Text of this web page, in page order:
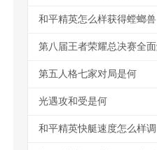
和平精英怎么样获得螳螂兽
第五人格七家对局是何
光遇攻和受是何
和平精英快艇速度怎么样调